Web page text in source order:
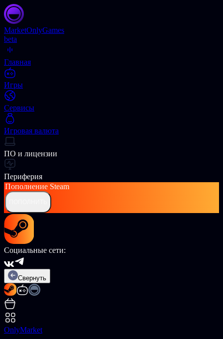
MarketOnlyGames
beta
Главная
Игры
Сервисы
Игровая валюта
ПО и лицензии
Периферия
Пополнение Steam
Социальные сети:
Свернуть
OnlyMarket